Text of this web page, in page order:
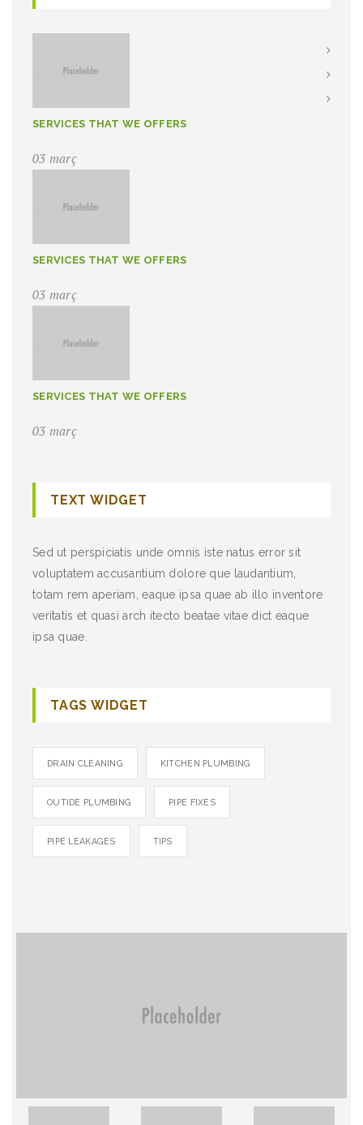
SERVICES THAT WE OFFERS
03 març
SERVICES THAT WE OFFERS
03 març
SERVICES THAT WE OFFERS
03 març
TEXT WIDGET
Sed ut perspiciatis unde omnis iste natus error sit
voluptatem accusantium dolore que laudantium,
totam rem aperiam, eaque ipsa quae ab illo inventore
veritatis et quasi arch itecto beatae vitae dict eaque
ipsa quae.
TAGS WIDGET
DRAIN CLEANING KITCHEN PLUMBING
OUTIDE PLUMBING PIPE FIXES
PIPE LEAKAGES TIPS